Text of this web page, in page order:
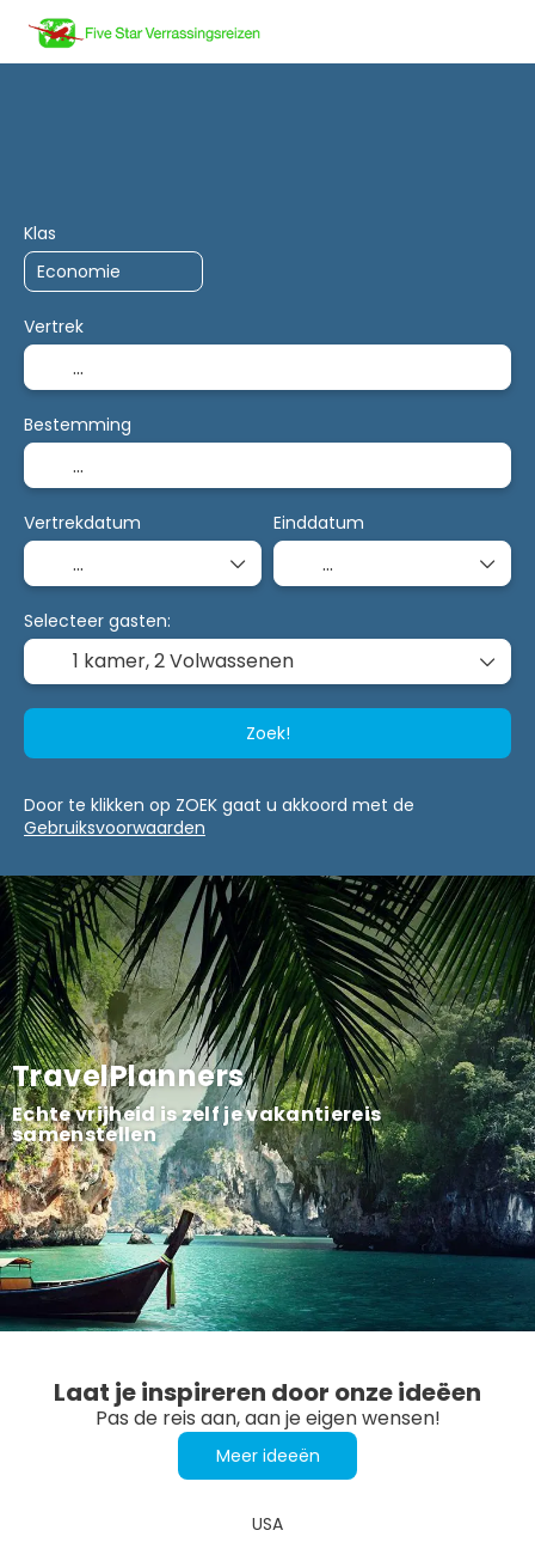
TravelPlanners
Echte vrijheid is zelf je vakantiereis
samenstellen
Klas
Vertrek
Bestemming
Vertrekdatum Einddatum
Selecteer gasten:
1 kamer,2 Volwassenen
Zoek!
Door te klikken op ZOEK gaat u akkoord met de
Gebruiksvoorwaarden
Laat je inspireren door onze ideëen
Pas de reis aan, aan je eigen wensen!
Meer ideeën
USA